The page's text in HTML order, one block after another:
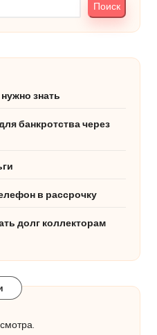
Поиск
знать
банкротства через
в рассрочку
долг коллекторам